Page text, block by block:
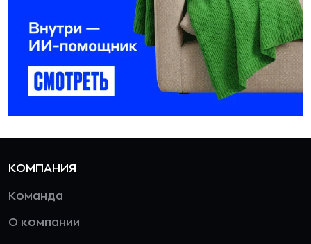
КОМПАНИЯ
Команда
О компании